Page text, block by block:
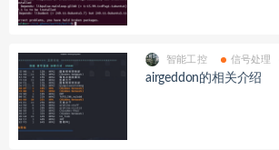
智能工控 信号处理
airgeddon的相关介绍